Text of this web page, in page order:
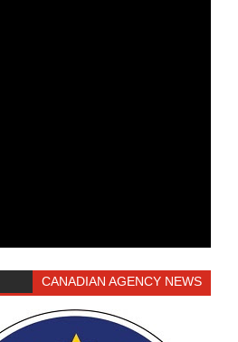
CANADIAN AGENCY NEWS